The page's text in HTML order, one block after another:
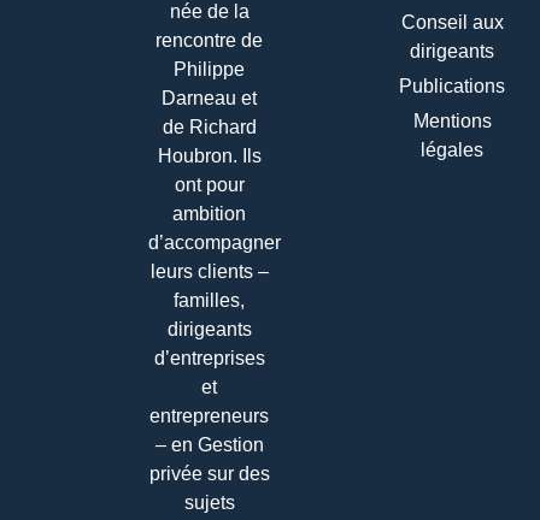
née de la
rencontre de
Philippe
Darneau et
de Richard
Houbron. Ils
ont pour
ambition
d’accompagner
leurs clients –
familles,
dirigeants
d’entreprises
et
entrepreneurs
– en Gestion
privée sur des
sujets
Conseil aux
dirigeants
Publications
Mentions
légales